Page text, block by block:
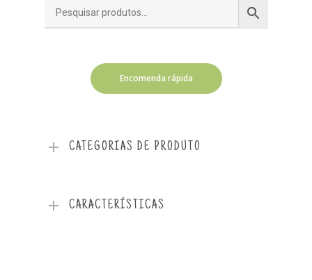
Encomenda rápida
CATEGORIAS DE PRODUTO
CARACTERÍSTICAS